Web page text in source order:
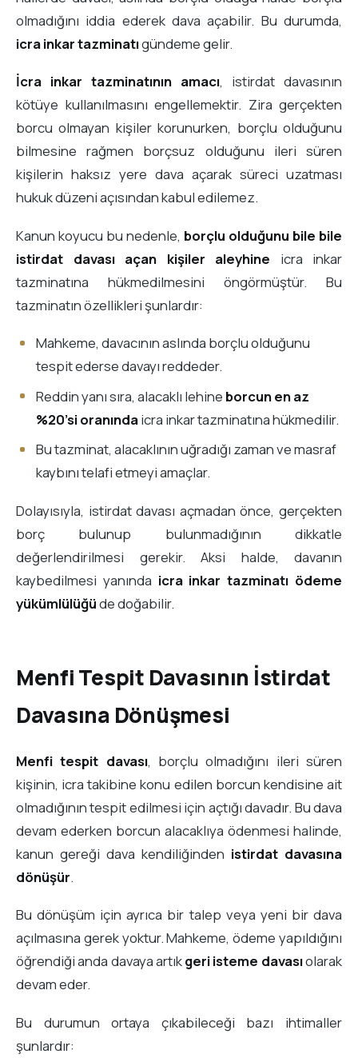
olmadığını iddia ederek dava açabilir. Bu durumda,
icra inkar tazminatıgündeme gelir.
İcra inkar tazminatının amacı, istirdat davasının
kötüye kullanılmasını engellemektir. Zira gerçekten
borcu olmayan kişiler korunurken, borçlu olduğunu
bilmesine rağmen borçsuz olduğunu ileri süren
kişilerin haksız yere dava açarak süreci uzatması
hukuk düzeni açısından kabul edilemez.
Kanun koyucu bu nedenle, borçlu olduğunu bile bile
istirdat davası açan kişiler aleyhine icra inkar
tazminatına hükmedilmesini öngörmüştür. Bu
tazminatın özellikleri şunlardır:
Mahkeme, davacının aslında borçlu olduğunu
tespit ederse davayı reddeder.
Reddin yanı sıra, alacaklı lehine borcun en az
%20’si oranındaicra inkar tazminatına hükmedilir.
Bu tazminat, alacaklının uğradığı zaman ve masraf
kaybını telafi etmeyi amaçlar.
Dolayısıyla, istirdat davası açmadan önce, gerçekten
borç bulunup bulunmadığının dikkatle
değerlendirilmesi gerekir. Aksi halde, davanın
kaybedilmesi yanında icra inkar tazminatı ödeme
yükümlülüğüde doğabilir.
Menfi Tespit Davasının İstirdat
Davasına Dönüşmesi
Menfi tespit davası, borçlu olmadığını ileri süren
kişinin, icra takibine konu edilen borcun kendisine ait
olmadığının tespit edilmesi için açtığı davadır. Bu dava
devam ederken borcun alacaklıya ödenmesi halinde,
kanun gereği dava kendiliğinden istirdat davasına
dönüşür.
Bu dönüşüm için ayrıca bir talep veya yeni bir dava
açılmasına gerek yoktur. Mahkeme, ödeme yapıldığını
öğrendiği anda davaya artıkgeri isteme davasıolarak
devam eder.
Bu durumun ortaya çıkabileceği bazı ihtimaller
şunlardır: